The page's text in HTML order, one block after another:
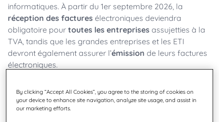
informatiques. À partir du 1er septembre 2026, la
réception des factures électroniques deviendra
obligatoire pour toutes les entreprises assujetties à la
TVA, tandis que les grandes entreprises et les ETI
devront également assurer l’émission de leurs factures
électroniques.
By clicking “Accept All Cookies”, you agree to the storing of cookies on
your device to enhance site navigation, analyze site usage, and assist in
our marketing efforts.